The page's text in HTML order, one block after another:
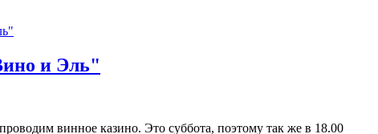
и Эль"
винное казино. Это суббота, поэтому так же в 18.00